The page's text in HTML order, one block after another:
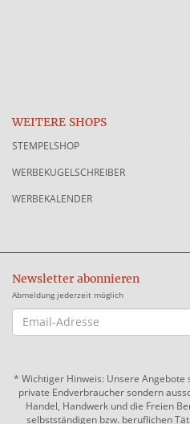
WEITERE SHOPS
STEMPELSHOP
WERBEKUGELSCHREIBER
WERBEKALENDER
Newsletter abonnieren
Abmeldung jederzeit möglich
EMAIL-
ADRESSE
* Wichtiger Hinweis: Unsere
private Endverbraucher sondern
Handel, Handwerk und die Freien
selbstständigen bzw. beruflichen